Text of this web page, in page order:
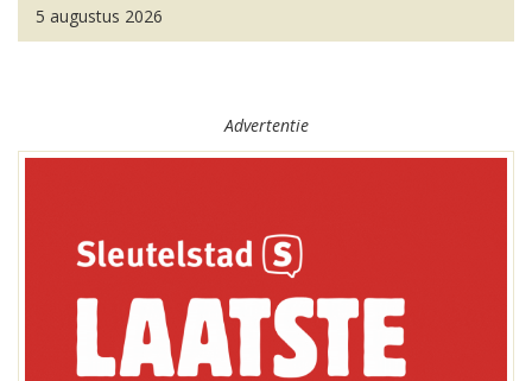
5 augustus 2026
Advertentie